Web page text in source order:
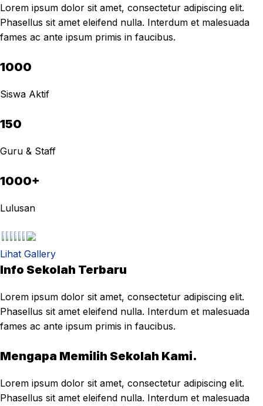
Lorem ipsum dolor sit amet, consectetur adipiscing elit.
Phasellus sit amet eleifend nulla. Interdum et malesuada
fames ac ante ipsum primis in faucibus.
1000
Siswa Aktif
150
Guru & Staff
1000+
Lulusan
Lihat Gallery
Info Sekolah Terbaru
Lorem ipsum dolor sit amet, consectetur adipiscing elit.
Phasellus sit amet eleifend nulla. Interdum et malesuada
fames ac ante ipsum primis in faucibus.
Mengapa Memilih Sekolah Kami.
Lorem ipsum dolor sit amet, consectetur adipiscing elit.
Phasellus sit amet eleifend nulla. Interdum et malesuada